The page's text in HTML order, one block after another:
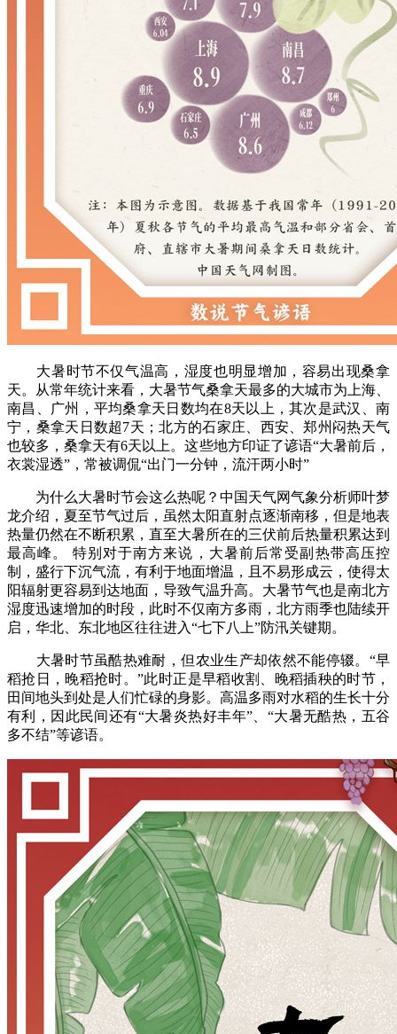
大暑时节不仅气温高，湿度也明显增加，容易出现桑拿
天。从常年统计来看，大暑节气桑拿天最多的大城市为上海、
南昌、广州，平均桑拿天日数均在8天以上，其次是武汉、南
宁，桑拿天日数超7天；北方的石家庄、西安、郑州闷热天气
也较多，桑拿天有6天以上。这些地方印证了谚语“大暑前后，
衣裳湿透”，常被调侃“出门一分钟，流汗两小时”
为什么大暑时节会这么热呢？中国天气网气象分析师叶梦
龙介绍，夏至节气过后，虽然太阳直射点逐渐南移，但是地表
热量仍然在不断积累，直至大暑所在的三伏前后热量积累达到
最高峰。 特别对于南方来说，大暑前后常受副热带高压控
制，盛行下沉气流，有利于地面增温，且不易形成云，使得太
阳辐射更容易到达地面，导致气温升高。大暑节气也是南北方
湿度迅速增加的时段，此时不仅南方多雨，北方雨季也陆续开
启，华北、东北地区往往进入“七下八上”防汛关键期。
大暑时节虽酷热难耐，但农业生产却依然不能停辍。“早
稻抢日，晚稻抢时。”此时正是早稻收割、晚稻插秧的时节，
田间地头到处是人们忙碌的身影。高温多雨对水稻的生长十分
有利，因此民间还有“大暑炎热好丰年”、“大暑无酷热，五谷
多不结”等谚语。